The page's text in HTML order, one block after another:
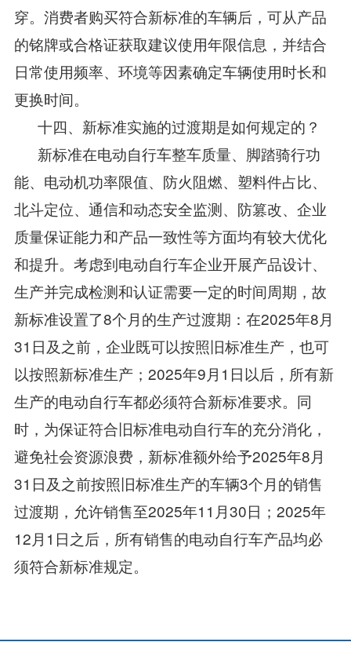
穿。消费者购买符合新标准的车辆后，可从产品
的铭牌或合格证获取建议使用年限信息，并结合
日常使用频率、环境等因素确定车辆使用时长和
更换时间。
十四、新标准实施的过渡期是如何规定的？
新标准在电动自行车整车质量、脚踏骑行功
能、电动机功率限值、防火阻燃、塑料件占比、
北斗定位、通信和动态安全监测、防篡改、企业
质量保证能力和产品一致性等方面均有较大优化
和提升。考虑到电动自行车企业开展产品设计、
生产并完成检测和认证需要一定的时间周期，故
新标准设置了8个月的生产过渡期：在2025年8月
31日及之前，企业既可以按照旧标准生产，也可
以按照新标准生产；2025年9月1日以后，所有新
生产的电动自行车都必须符合新标准要求。同
时，为保证符合旧标准电动自行车的充分消化，
避免社会资源浪费，新标准额外给予2025年8月
31日及之前按照旧标准生产的车辆3个月的销售
过渡期，允许销售至2025年11月30日；2025年
12月1日之后，所有销售的电动自行车产品均必
须符合新标准规定。